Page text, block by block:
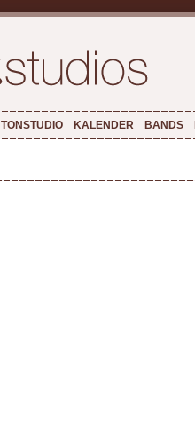
TONSTUDIO KALENDER BANDS